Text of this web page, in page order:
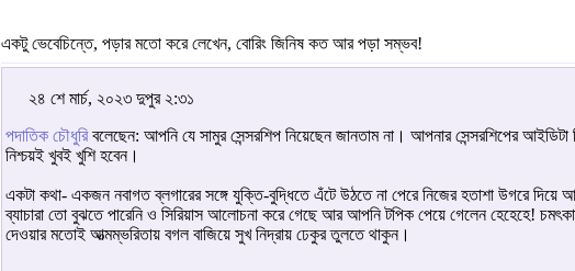
একটু ভেবেচিন্তে, পড়ার মতো করে লেখেন, বোরিং জিনিষ কত আর পড়া সম্ভব!
২৪ শে মার্চ, ২০২৩ দুপুর ২:৩১
পদাতিক চৌধুরিবলেছেন: আপনি যে সামুর সেন্সরশিপ নিয়েছেন জানতাম না। আপনার সেন্সরশিপের
নিশ্চয়ই খুবই খুশি হবেন।
একটা কথা- একজন নবাগত ব্লগারের সঙ্গে যুক্তি-বুদ্ধিতে এঁটে উঠতে না পেরে নিজের হতাশা উগরে
ব্যাচারা তো বুঝতে পারেনি ও সিরিয়াস আলোচনা করে গেছে আর আপনি টপিক পেয়ে গেলেন হেহেহে!
দেওয়ার মতোই আত্মম্ভরিতায় বগল বাজিয়ে সুখ নিদ্রায় ঢেকুর তুলতে থাকুন।